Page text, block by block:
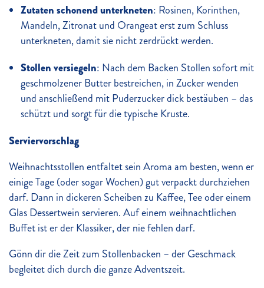
Zutaten schonend unterkneten: Rosinen, Korinthen,
Mandeln, Zitronat und Orangeat erst zum Schluss
unterkneten, damit sie nicht zerdrückt werden.
Stollen versiegeln: Nach dem Backen Stollen sofort mit
geschmolzener Butter bestreichen, in Zucker wenden
und anschließend mit Puderzucker dick bestäuben – das
schützt und sorgt für die typische Kruste.
Serviervorschlag
Weihnachtsstollen entfaltet sein Aroma am besten, wenn er
einige Tage (oder sogar Wochen) gut verpackt durchziehen
darf. Dann in dickeren Scheiben zu Kaffee, Tee oder einem
Glas Dessertwein servieren. Auf einem weihnachtlichen
Buffet ist er der Klassiker, der nie fehlen darf.
Gönn dir die Zeit zum Stollenbacken – der Geschmack
begleitet dich durch die ganze Adventszeit.